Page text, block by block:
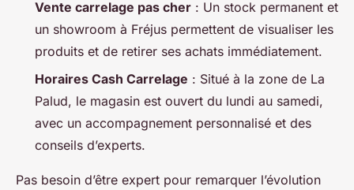
Vente carrelage pas cher : Un stock permanent et
un showroom à Fréjus permettent de visualiser les
produits et de retirer ses achats immédiatement.
Horaires Cash Carrelage : Situé à la zone de La
Palud, le magasin est ouvert du lundi au samedi,
avec un accompagnement personnalisé et des
conseils d’experts.
Pas besoin d’être expert pour remarquer l’évolution